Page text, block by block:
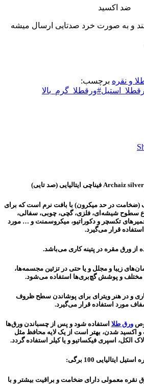
ضد اکسید
و به صورت خرد صدتایی ارسال میشه
و نقره برچسب:
(ضخامت در حد میکرون) با بافت نرم است که برای
سطوح شیشه‌ای، فلزی، گچی، چوبی، سفالی،
تکسچر و دکوراتیو، میکروسمنت و … مورد
استفاده قرار می‌گیرد.
از ورق مقره در پتینه کار‌ی‌ می‌باشد.
زیبا و مجلل و یا حتی در تزئین مجسمه‌ها،
مختلف و پوشش گچ‌بری‌ها استفاده می‌شود.
و در هنر ویترای برای پوشاندن سطح ظروف
مورد استفاده قرار می‌گیرد.
ورق طلا استفاده شود و پس از چسباندن ورق‌ها
و اکسید شدن، بهتر است از یک لایه محافظ مثل
اسپری فیکساتیو و یا کیلر استفاده گردد.
ایتالیایی 100 برگى:
نقره معمولی دارای ضخامت و براقیت بیشتر و با